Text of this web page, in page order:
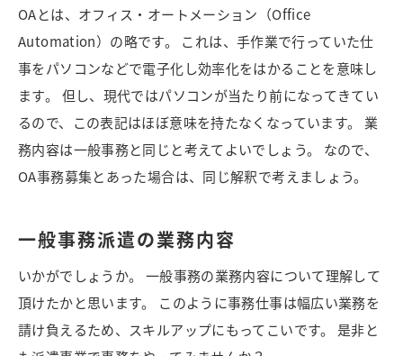
OAとは、オフィス・オートメーション（Office
Automation）の略です。 これは、手作業で行っていた仕
事をパソコンなどで電子化し効率化をはかることを意味し
ます。 但し、現代ではパソコンが当たり前になってきてい
るので、この表記はほぼ意味を持たなくなっています。 業
務内容は一般事務と同じと考えてよいでしょう。 なので、
OA事務募集とあった場合は、同じ解釈で考えましょう。
一般事務派遣の業務内容
いかがでしょうか。 一般事務の業務内容について理解して
頂けたかと思います。 このように事務仕事は幅広い業務を
請け負えるため、スキルアップにもってこいです。 是非と